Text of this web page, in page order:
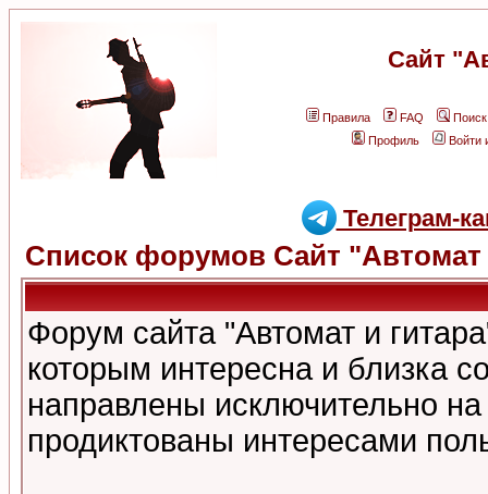
Сайт
Правила FAQ
Поиск
Профиль
Войти
Телеграм-
Список форумов Сайт "Автомат
Форум сайта "Автомат и
которым интересна и близка
направлены исключительно
продиктованы интересами